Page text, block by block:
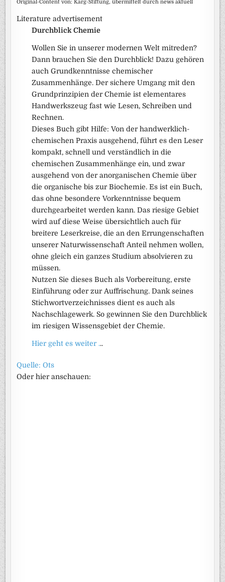
Original-Content von: Karg-Stiftung, übermittelt durch news aktuell
Literature advertisement
Durchblick Chemie
Wollen Sie in unserer modernen Welt mitreden?
Dann brauchen Sie den Durchblick! Dazu gehören
auch Grundkenntnisse chemischer
Zusammenhänge. Der sichere Umgang mit den
Grundprinzipien der Chemie ist elementares
Handwerkszeug fast wie Lesen, Schreiben und
Rechnen.
Dieses Buch gibt Hilfe: Von der handwerklich-
chemischen Praxis ausgehend, führt es den Leser
kompakt, schnell und verständlich in die
chemischen Zusammenhänge ein, und zwar
ausgehend von der anorganischen Chemie über
die organische bis zur Biochemie. Es ist ein Buch,
das ohne besondere Vorkenntnisse bequem
durchgearbeitet werden kann. Das riesige Gebiet
wird auf diese Weise übersichtlich auch für
breitere Leserkreise, die an den Errungenschaften
unserer Naturwissenschaft Anteil nehmen wollen,
ohne gleich ein ganzes Studium absolvieren zu
müssen.
Nutzen Sie dieses Buch als Vorbereitung, erste
Einführung oder zur Auffrischung. Dank seines
Stichwortverzeichnisses dient es auch als
Nachschlagewerk. So gewinnen Sie den Durchblick
im riesigen Wissensgebiet der Chemie.
Hier geht es weiter ...
Quelle: Ots
Oder hier anschauen: